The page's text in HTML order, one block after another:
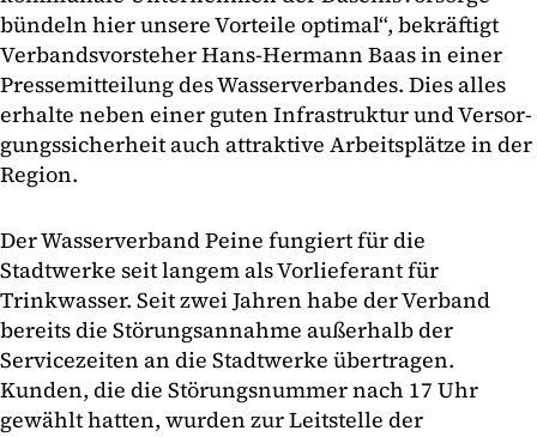
bündeln hier unsere Vorteile optimal“, bekräftigt
Verbandsvorsteher Hans-Hermann Baas in einer
Pressemitteilung des Wasserverbandes. Dies alles
erhalte neben einer guten Infrastruktur und Versor­
gungs­sicherheit auch attraktive Arbeitsplätze in der
Region.
Der Wasserverband Peine fungiert für die
Stadtwerke seit langem als Vorlieferant für
Trinkwasser. Seit zwei Jahren habe der Verband
bereits die Störungsannahme außerhalb der
Servicezeiten an die Stadtwerke übertragen.
Kunden, die die Störungsnummer nach 17 Uhr
gewählt hatten, wurden zur Leitstelle der